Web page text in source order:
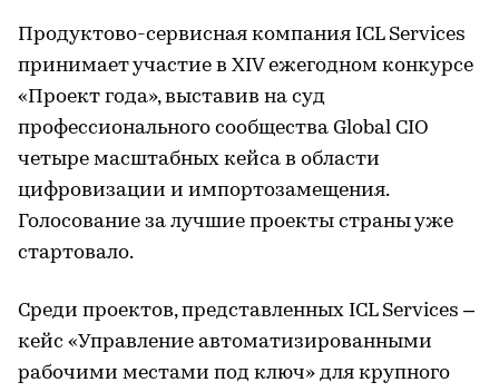
Продуктово-сервисная компания ICL Services
принимает участие в XIV ежегодном конкурсе
«Проект года», выставив на суд
профессионального сообщества Global CIO
четыре масштабных кейса в области
цифровизации и импортозамещения.
Голосование за лучшие проекты страны уже
стартовало.
Среди проектов, представленных ICL Services –
кейс «Управление автоматизированными
рабочими местами под ключ» для крупного